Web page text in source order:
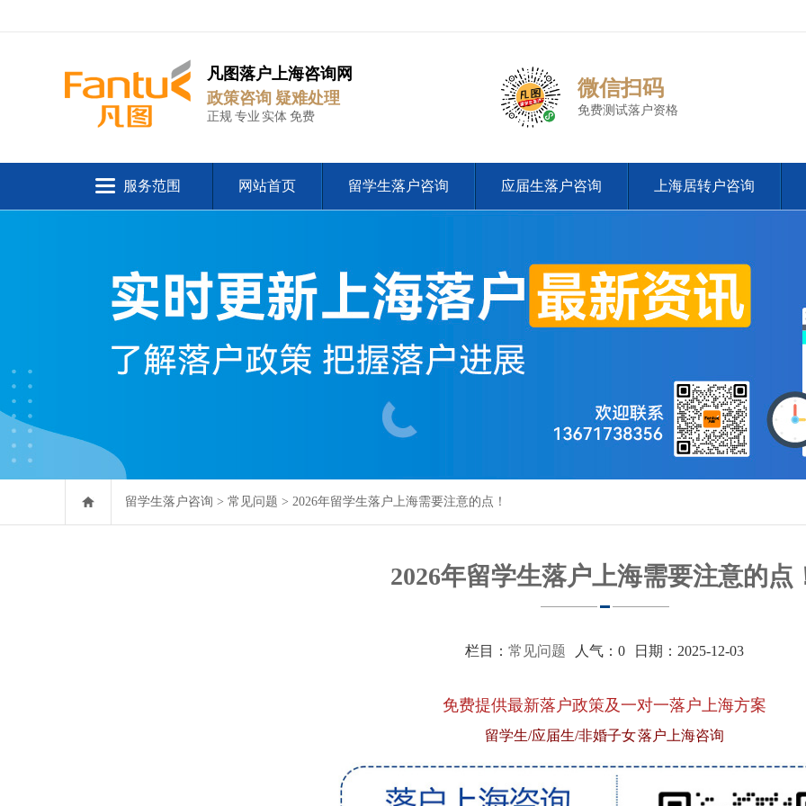
凡图落户上海咨询网
政策咨询 疑难处理
正规 专业 实体 免费
微信扫码
免费测试落户资格
服务范围 网站首页 留学生落户咨询 应届生落户咨询 上海居转户咨询
留学生落户咨询 > 常见问题 > 2026年留学生落户上海需要注意的点！
2026年留学生落户上海需要注意的点
栏目： 常见问题 人气： 0 日期：2025-12-03
免费提供最新落户政策及一对一落户上海方案
留学生/应届生/非婚子女 落户上海咨询